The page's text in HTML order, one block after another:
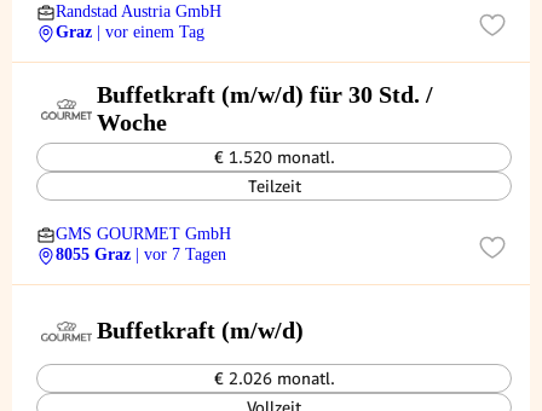
Randstad Austria GmbH
Graz
| vor einem Tag
Buffetkraft (m/w/d) für 30 Std. /
Woche
€ 1.520 monatl.
Teilzeit
GMS GOURMET GmbH
8055 Graz
| vor 7 Tagen
Buffetkraft (m/w/d)
€ 2.026 monatl.